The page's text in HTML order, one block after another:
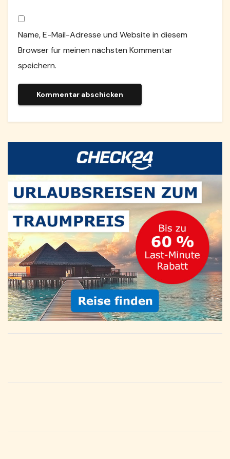
Name, E-Mail-Adresse und Website in diesem
Browser für meinen nächsten Kommentar
speichern.